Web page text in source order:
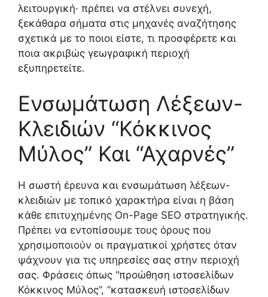
λειτουργική· πρέπει να στέλνει συνεχή,
ξεκάθαρα σήματα στις μηχανές αναζήτησης
σχετικά με το ποιοι είστε, τι προσφέρετε και
ποια ακριβώς γεωγραφική περιοχή
εξυπηρετείτε.
Ενσωμάτωση Λέξεων-
Κλειδιών “Κόκκινος
Μύλος” Και “Αχαρνές”
Η σωστή έρευνα και ενσωμάτωση λέξεων-
κλειδιών με τοπικό χαρακτήρα είναι η βάση
κάθε επιτυχημένης On-Page SEO στρατηγικής.
Πρέπει να εντοπίσουμε τους όρους που
χρησιμοποιούν οι πραγματικοί χρήστες όταν
ψάχνουν για τις υπηρεσίες σας στην περιοχή
σας. Φράσεις όπως “προώθηση ιστοσελίδων
Κόκκινος Μύλος”, “κατασκευή ιστοσελίδων